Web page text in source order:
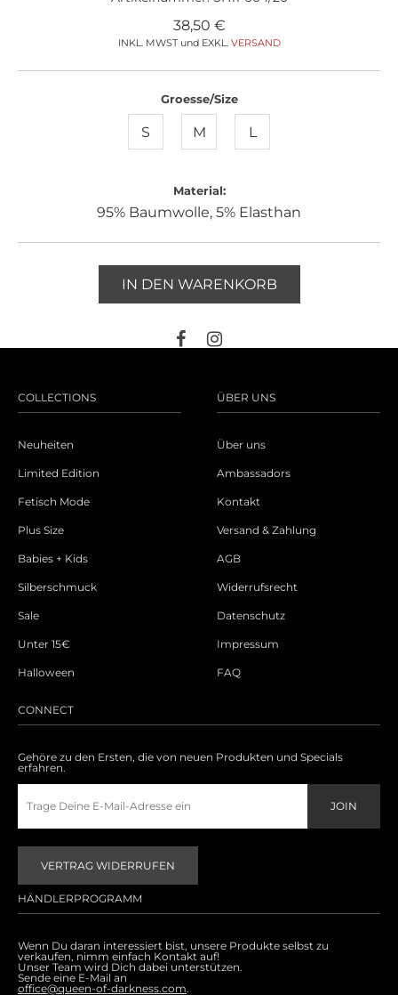
38,50 €
INKL. MWST und EXKL. VERSAND
Groesse/Size
S M L
Material:
95% Baumwolle, 5% Elasthan
IN DEN WARENKORB
COLLECTIONS
Neuheiten
Limited Edition
Fetisch Mode
Plus Size
Babies + Kids
Silberschmuck
Sale
Unter 15€
Halloween
ÜBER UNS
Über uns
Ambassadors
Kontakt
Versand & Zahlung
AGB
Widerrufsrecht
Datenschutz
Impressum
FAQ
CONNECT
Gehöre zu den Ersten, die von neuen Produkten und Specials
erfahren.
VERTRAG WIDERRUFEN
HÄNDLERPROGRAMM
Wenn Du daran interessiert bist, unsere Produkte selbst zu
verkaufen, nimm einfach Kontakt auf!
Unser Team wird Dich dabei unterstützen.
Sende eine E-Mail an
office@queen-of-darkness.com.